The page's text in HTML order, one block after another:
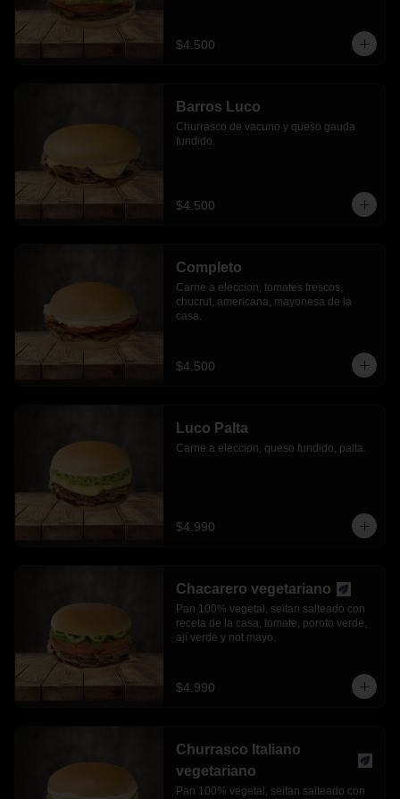
$4.500
Barros Luco
Churrasco de vacuno y queso gauda
fundido.
$4.500
Completo
Carne a eleccion, tomates frescos,
chucrut, americana, mayonesa de la
casa.
$4.500
Luco Palta
Carne a eleccion, queso fundido, palta.
$4.990
Chacarero vegetariano
Pan 100% vegetal, seitan salteado con
receta de la casa, tomate, poroto verde,
ají verde y not mayo.
$4.990
Churrasco Italiano
vegetariano
Pan 100% vegetal, seitan salteado con